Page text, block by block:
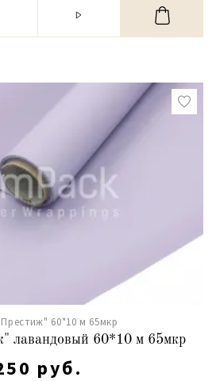
60*10 м 65мкр
лавандовый 60*10 м 65мкр
руб.